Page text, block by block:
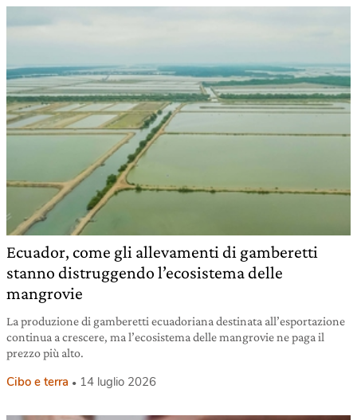
Ecuador, come gli allevamenti di gamberetti
stanno distruggendo l’ecosistema delle
mangrovie
La produzione di gamberetti ecuadoriana destinata all’esportazione
continua a crescere, ma l’ecosistema delle mangrovie ne paga il
prezzo più alto.
Cibo e terra 14 luglio 2026